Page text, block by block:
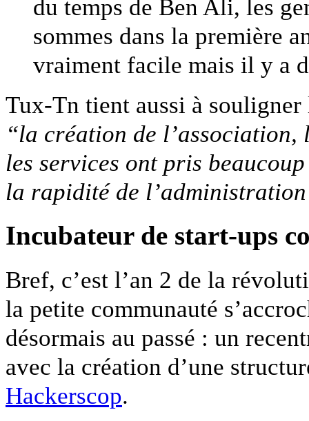
du temps de Ben Ali, les
sommes dans la première
vraiment facile mais il y a
Tux-Tn tient aussi à
“la création de
les services ont pris
la rapidité de
Incubateur de start-ups
Bref, c’est l’an 2 de la
la petite communauté
désormais au passé : un
avec la création d’une
Hackerscop.